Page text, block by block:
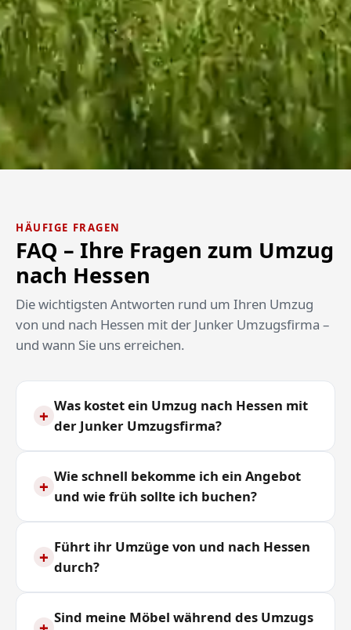
HÄUFIGE FRAGEN
FAQ – Ihre Fragen zum Umzug
nach Hessen
Die wichtigsten Antworten rund um Ihren Umzug
von und nach Hessen mit der Junker Umzugsfirma –
und wann Sie uns erreichen.
+ Was kostet ein Umzug nach Hessen mit
der Junker Umzugsfirma?
+ Wie schnell bekomme ich ein Angebot
und wie früh sollte ich buchen?
+ Führt ihr Umzüge von und nach Hessen
durch?
Sind meine Möbel während des Umzugs